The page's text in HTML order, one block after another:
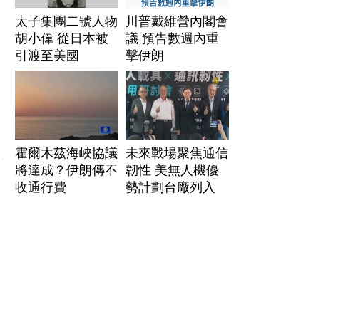
太子集團二號人物
胡小偉 從日本被
引渡至美國
川普戴維營內閣會
議 預告數週內重
擊伊朗
霍爾木茲海峽協議
將達成？伊朗傳不
收通行費
未來戰場聚焦通信
韌性 美無人機優
勢計劃台廠列入